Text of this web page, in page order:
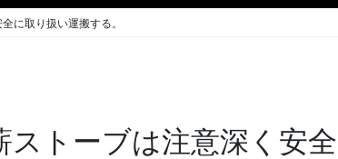
に取り扱い運搬する。
トーブは注意深く安